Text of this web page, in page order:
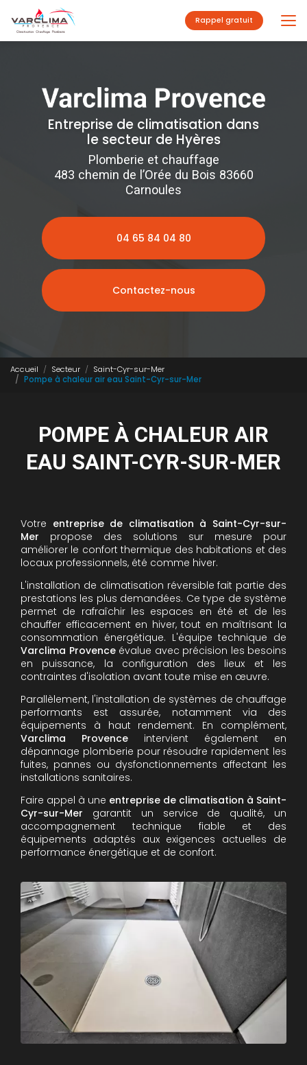
au
contenu
principal
Rappel gratuit
Entreprise de climatisation dans
le secteur de Hyères
Plomberie et chauffage
483 chemin de l’Orée du Bois 83660
Carnoules
04 65 84 04 80
Contactez-nous
Accueil Secteur
Saint-Cyr-sur-Mer
Pompe à chaleur air eau Saint-Cyr-sur-Mer
POMPE À CHALEUR AIR
EAU SAINT-CYR-SUR-MER
Votre entreprise de climatisation à Saint-Cyr-sur-
Mer propose des solutions sur mesure pour
améliorer le confort thermique des habitations et des
locaux professionnels, été comme hiver.
L'installation de climatisation réversible fait partie des
prestations les plus demandées. Ce type de système
permet de rafraîchir les espaces en été et de les
chauffer efficacement en hiver, tout en maîtrisant la
consommation énergétique. L'équipe technique de
Varclima Provenceévalue avec précision les besoins
en puissance, la configuration des lieux et les
contraintes d'isolation avant toute mise en œuvre.
Parallèlement, l'installation de systèmes de chauffage
performants est assurée, notamment via des
équipements à haut rendement. En complément,
Varclima Provence intervient également en
dépannage plomberie pour résoudre rapidement les
fuites, pannes ou dysfonctionnements affectant les
installations sanitaires.
Faire appel à une entreprise de climatisation à Saint-
Cyr-sur-Mer garantit un service de qualité, un
accompagnement technique fiable et des
équipements adaptés aux exigences actuelles de
performance énergétique et de confort.